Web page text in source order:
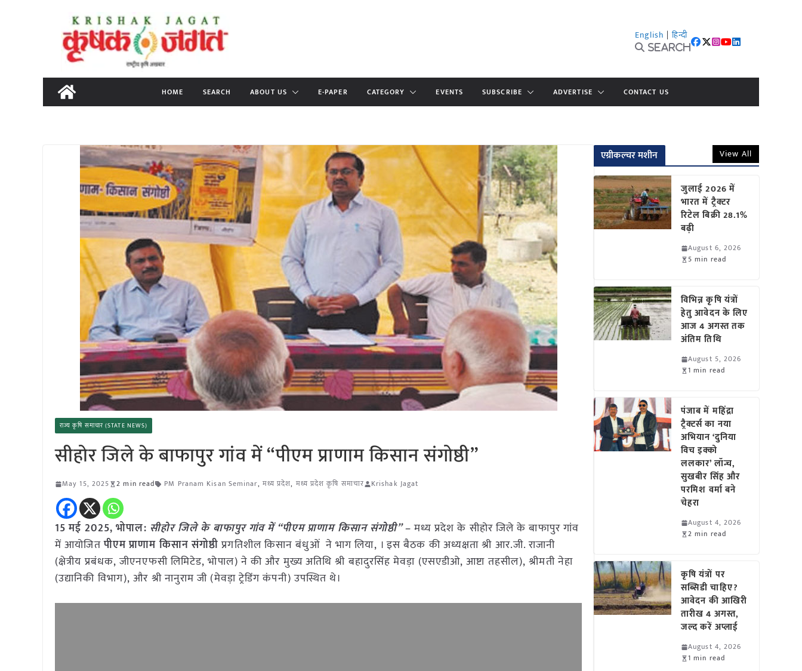
content
English | हिन्दी
Search
HOME SEARCH ABOUT US E-PAPER CATEGORY EVENTS SUBSCRIBE ADVERTISE CONTACT US
राज्य कृषि समाचार (STATE NEWS)
सीहोर जिले के बाफापुर गांव में “पीएम प्राणाम किसान संगोष्ठी”
May 15, 2025 2 min read PM Pranam Kisan Seminar, मध्य प्रदेश, मध्य प्रदेश कृषि समाचार Krishak Jagat
15 मई 2025, भोपाल: सीहोर जिले के बाफापुर गांव में “पीएम प्राणाम किसान संगोष्ठी” –मध्य प्रदेश के सीहोर जिले के बाफापुर गांव
में आयोजितपीएम प्राणाम किसान संगोष्ठीप्रगतिशील किसान बंधुओं ने भाग लिया, । इस बैठक की अध्यक्षता श्री आर.जी. राजानी
(क्षेत्रीय प्रबंधक, जीएनएफसी लिमिटेड, भोपाल) ने की और मुख्य अतिथि श्री बहादुरसिंह मेवड़ा (एसएडीओ, आष्टा तहसील), श्रीमती नेहा
(उद्यानिकी विभाग), और श्री नानुराम जी (मेवड़ा ट्रेडिंग कंपनी) उपस्थित थे।
एग्रीकल्चर मशीन View All
जुलाई 2026 में
भारत में ट्रैक्टर
रिटेल बिक्री 28.1%
बढ़ी
August 6, 2026
5 min read
विभिन्न कृषि यंत्रों
हेतु आवेदन के लिए
आज 4 अगस्त तक
अंतिम तिथि
August 5, 2026
1 min read
पंजाब में महिंद्रा
ट्रैक्टर्स का नया
अभियान ‘दुनिया
विच इक्को
ललकार’ लॉन्च,
सुखबीर सिंह और
परमिश वर्मा बने
चेहरा
August 4, 2026
2 min read
कृषि यंत्रों पर
सब्सिडी चाहिए?
आवेदन की आखिरी
तारीख 4 अगस्त,
जल्द करें अप्लाई
August 4, 2026
1 min read